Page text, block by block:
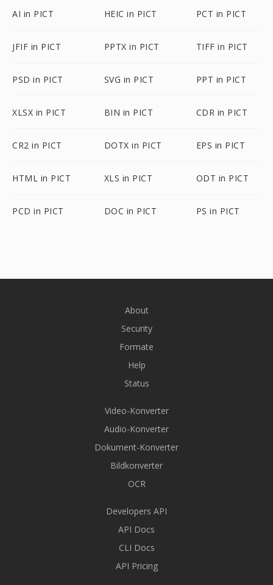
AI in PICT HEIC in PICT PCT in PICT
JFIF in PICT PPTX in PICT TIFF in PICT
PSD in PICT SVG in PICT PPT in PICT
XLSX in PICT BIN in PICT CDR in PICT
CR2 in PICT DOTX in PICT EPS in PICT
HTML in PICT XLS in PICT ODT in PICT
PCD in PICT DOC in PICT PS in PICT
About
Security
Formate
Help
Status
Video-Konverter
Audio-Konverter
Dokument-Konverter
Bildkonverter
OCR
Developers API
API Docs
CLI Docs
API Pricing